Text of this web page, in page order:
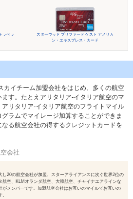
ラベラ
スターウッド プリファード ゲスト アメリカ
ン・エキスプレス・カード
カイチーム加盟会社をはじめ、多くの航空
す。たとえアリタリア-イタリア航空のマ
リタリア-イタリア航空のフライトマイル
ラムでマイレージ加算することができま
る航空会社の得するクレジットカードを
会社
し20の航空会社が加盟、スターアライアンスに次ぐ世界2位の
航空、KLMオランダ航空、大韓航空、チャイナエアラインな
がメンバーです。加盟航空会社はお互いのマイルでお互いの